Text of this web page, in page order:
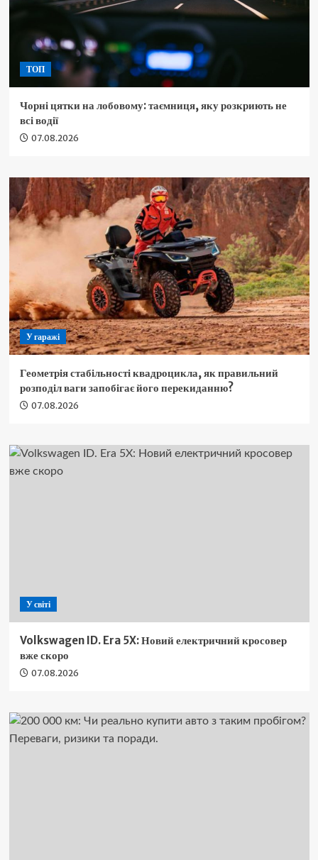
ТОП
Чорні цятки на лобовому: таємниця, яку розкриють не
всі водії
07.08.2026
У гаражі
Геометрія стабільності квадроцикла, як правильний
розподіл ваги запобігає його перекиданню?
07.08.2026
У світі
Volkswagen ID. Era 5X: Новий електричний кросовер
вже скоро
07.08.2026